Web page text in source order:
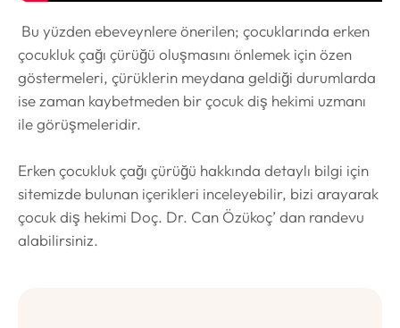
Bu yüzden ebeveynlere önerilen; çocuklarında erken
çocukluk çağı çürüğü oluşmasını önlemek için özen
göstermeleri, çürüklerin meydana geldiği durumlarda
ise zaman kaybetmeden bir çocuk diş hekimi uzmanı
ile görüşmeleridir.
Erken çocukluk çağı çürüğü hakkında detaylı bilgi için
sitemizde bulunan içerikleri inceleyebilir, bizi arayarak
çocuk diş hekimi Doç. Dr. Can Özükoç’ dan randevu
alabilirsiniz.